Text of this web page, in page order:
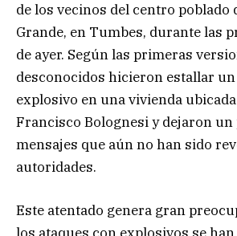
de los vecinos del centro poblado
Grande, en Tumbes, durante las
de ayer. Según las primeras
desconocidos hicieron estallar
explosivo en una vivienda
Francisco Bolognesi y dejaron
mensajes que aún no han sido
autoridades.
Este atentado genera gran